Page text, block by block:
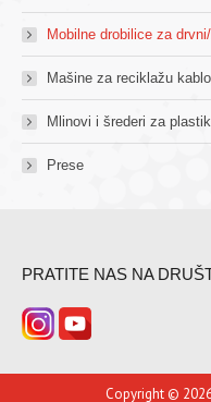
Mobilne drobilice za
Mašine za reciklažu
Mlinovi i šrederi za
Prese
PRATITE NAS NA
Copyright ©